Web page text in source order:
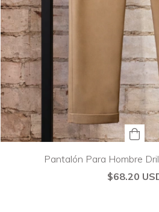
Pantalón Para Hombre
$68.20